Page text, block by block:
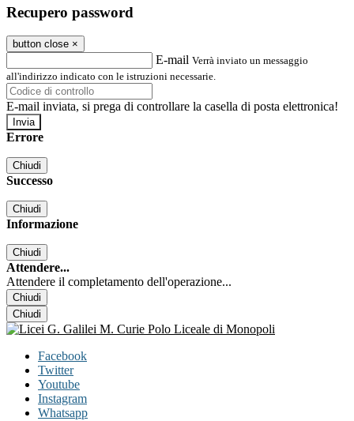
Recupero password
button close ×
E-mail Verrà inviato un messaggio
all'indirizzo indicato con le istruzioni necessarie.
E-mail inviata, si prega di controllare la casella di posta elettronica!
Errore
Chiudi
Successo
Chiudi
Informazione
Chiudi
Attendere...
Attendere il completamento dell'operazione...
Chiudi
Chiudi
Facebook
Twitter
Youtube
Instagram
Whatsapp